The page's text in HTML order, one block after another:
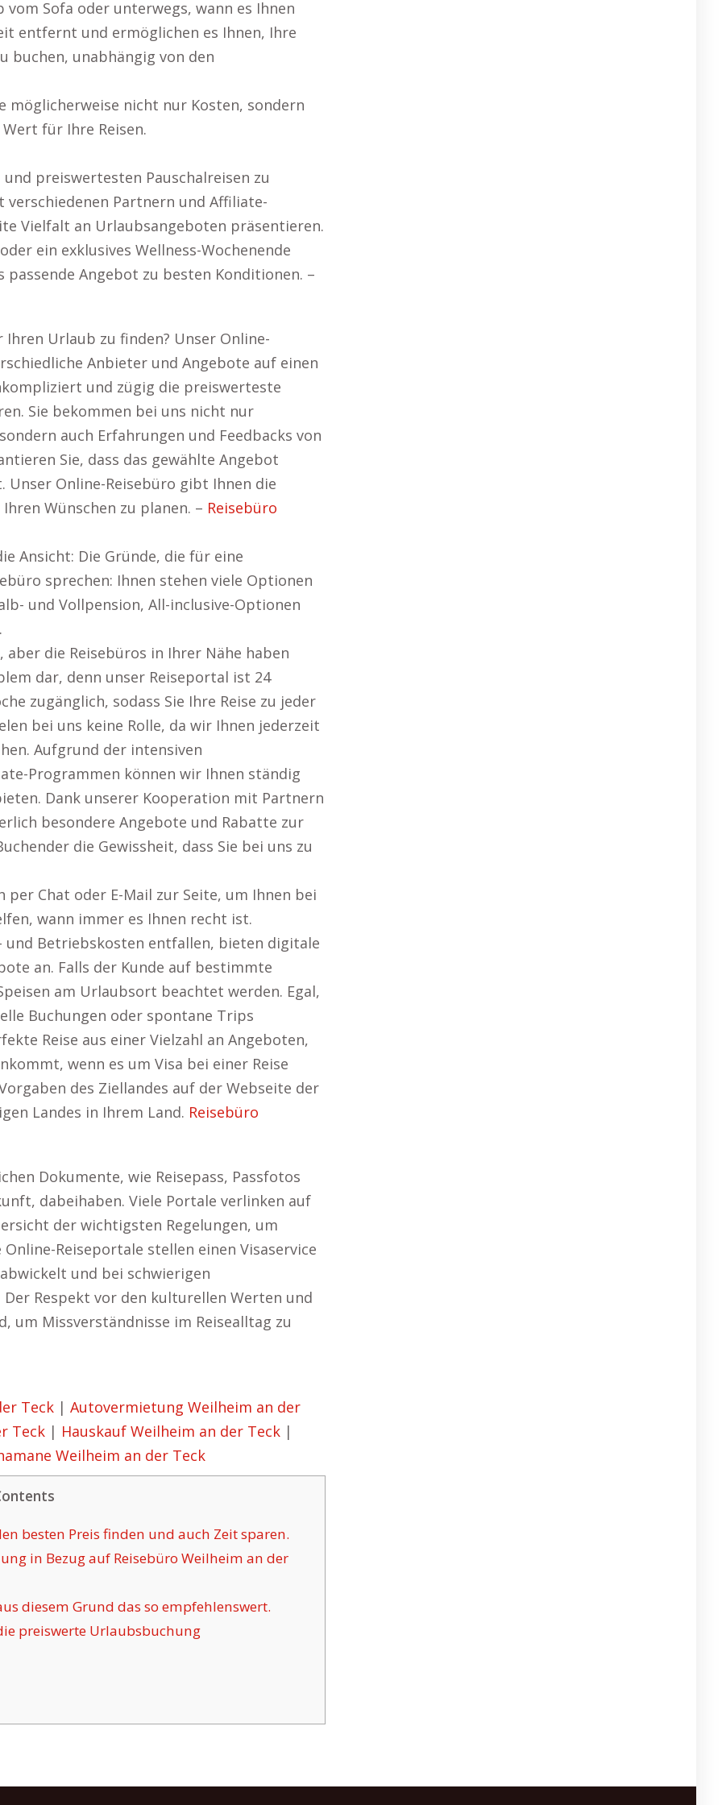
Sofa oder unterwegs, wann es Ihnen
entfernt und ermöglichen es Ihnen, Ihre
buchen, unabhängig von den
möglicherweise nicht nur Kosten, sondern
für Ihre Reisen.
preiswertesten Pauschalreisen zu
Partnern und Affiliate-
Vielfalt an Urlaubsangeboten präsentieren.
ein exklusives Wellness-Wochenende
Angebot zu besten Konditionen. –
Urlaub zu finden? Unser Online-
Anbieter und Angebote auf einen
und zügig die preiswerteste
Sie bekommen bei uns nicht nur
auch Erfahrungen und Feedbacks von
Sie, dass das gewählte Angebot
Online-Reisebüro gibt Ihnen die
Wünschen zu planen. – Reisebüro
Ansicht: Die Gründe, die für eine
sprechen: Ihnen stehen viele Optionen
und Vollpension, All-inclusive-Optionen
die Reisebüros in Ihrer Nähe haben
dar, denn unser Reiseportal ist 24
zugänglich, sodass Sie Ihre Reise zu jeder
bei uns keine Rolle, da wir Ihnen jederzeit
Aufgrund der intensiven
Programmen können wir Ihnen ständig
Dank unserer Kooperation mit Partnern
besondere Angebote und Rabatte zur
die Gewissheit, dass Sie bei uns zu
per Chat oder E-Mail zur Seite, um Ihnen bei
wann immer es Ihnen recht ist.
und Betriebskosten entfallen, bieten digitale
an. Falls der Kunde auf bestimmte
am Urlaubsort beachtet werden. Egal,
Buchungen oder spontane Trips
Reise aus einer Vielzahl an Angeboten,
wenn es um Visa bei einer Reise
des Ziellandes auf der Webseite der
Landes in Ihrem Land. Reisebüro
Dokumente, wie Reisepass, Passfotos
dabeihaben. Viele Portale verlinken auf
der wichtigsten Regelungen, um
Reiseportale stellen einen Visaservice
und bei schwierigen
Respekt vor den kulturellen Werten und
um Missverständnisse im Reisealltag zu
Teck | Autovermietung Weilheim an der
Teck | Hauskauf Weilheim an der Teck |
Weilheim an der Teck
besten Preis finden und auch Zeit sparen.
in Bezug auf Reisebüro Weilheim an der
diesem Grund das so empfehlenswert.
preiswerte Urlaubsbuchung